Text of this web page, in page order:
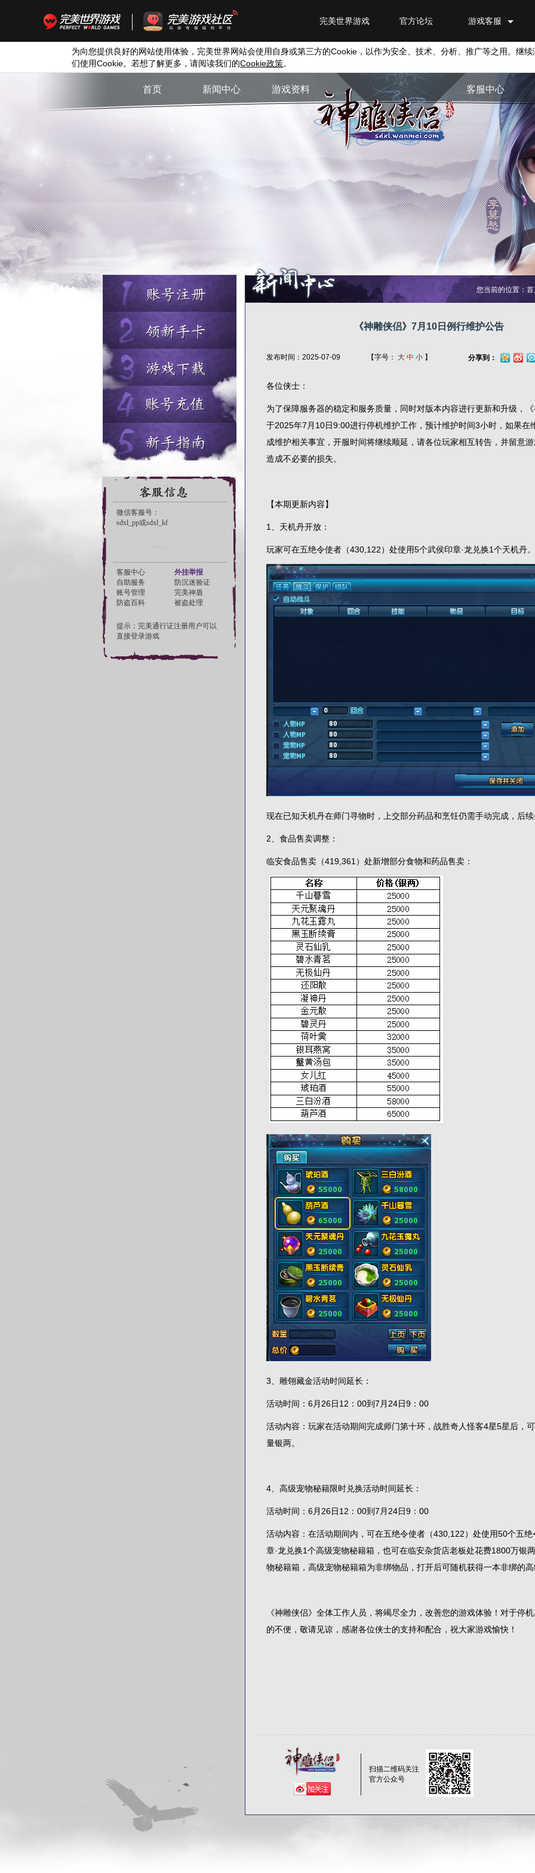
游戏客服
官方论坛
完美世界游戏
为向您提供良好的网站使用体验，完美世界网站会使用自身或第三方的Cookie ，以作为安全、技术、分析、推广等之用。继
们使用Cookie。若想了解更多，请阅读我们的Cookie政策。
首页 新闻中心 游戏资料 客服中心
您当前的位置：
《神雕侠侣》7月10日例行维护公告
分享到：
发布时间：2025-07-09 【字号： 大 中 小 】
各位侠士：
为了保障服务器的稳定和服务质量，同时对版本内容进行更新和升级，
于2025年7月10日9:00进行停机维护工作，预计维护时间3小时，如果在
成维护相关事宜，开服时间将继续顺延，请各位玩家相互转告，并留意
造成不必要的损失。
【本期更新内容】
1、天机丹开放：
玩家可在五绝令使者（430,122）处使用5个武侯印章·龙兑换1个天机丹。
现在已知天机丹在师门寻物时，上交部分药品和烹饪仍需手动完成，后
2、食品售卖调整：
临安食品售卖（419,361）处新增部分食物和药品售卖：
3、雕翎藏金活动时间延长：
活动时间：6月26日12：00到7月24日9：00
活动内容：玩家在活动期间完成师门第十环，战胜奇人怪客4星5星后，
量银两。
4、高级宠物秘籍限时兑换活动时间延长：
活动时间：6月26日12：00到7月24日9：00
活动内容：在活动期间内，可在五绝令使者（430,122）处使用50个五
章·龙兑换1个高级宠物秘籍箱，也可在临安杂货店老板处花费1800万银
物秘籍箱，高级宠物秘籍箱为非绑物品，打开后可随机获得一本非绑的
《神雕侠侣》全体工作人员，将竭尽全力，改善您的游戏体验！对于停
的不便，敬请见谅，感谢各位侠士的支持和配合，祝大家游戏愉快！
扫描二维码关注
官方公众号